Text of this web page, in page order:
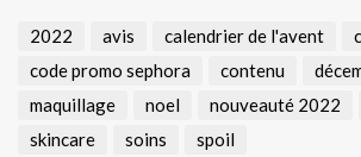
2022 avis calendrier de l'avent
code promo sephora
contenu
maquillage
noel nouveauté 2022
skincare
soins spoil